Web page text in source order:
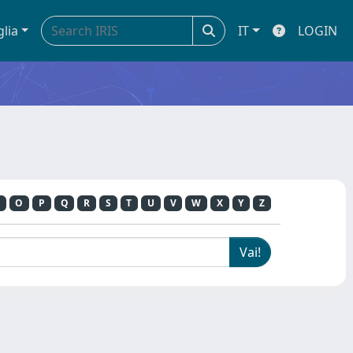
IT LOGIN
O P Q R S T U V W X Y Z